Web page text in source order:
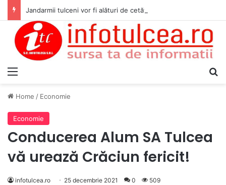
Home / Economie
Economie
Conducerea Alum SA Tulcea
vă urează Crăciun fericit!
infotulcea.ro 25 decembrie 2021 0 509